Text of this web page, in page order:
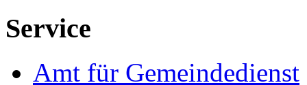
Service
Amt für Gemeindedienst